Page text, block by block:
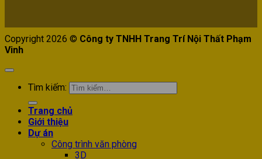
Copyright 2026 © Công ty TNHH Trang Trí Nội Thất Phạm
Vinh
Tìm kiếm:
Trang chủ
Giới thiệu
Dự án
Công trình văn phòng
3D